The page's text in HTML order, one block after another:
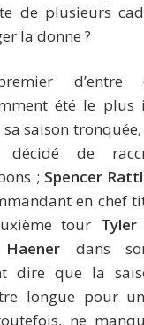
de plusieurs
la donne ?
d’entre
été le plus
saison tronquée,
décidé de
; Spencer
en chef
tour Tyler
dans
dire que la
longue pour
ne